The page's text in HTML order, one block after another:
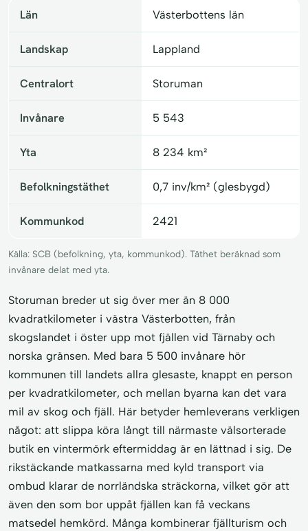
Län Västerbottens län
Landskap Lappland
Centralort Storuman
Invånare 5 543
Yta 8 234 km²
Befolkningstäthet 0,7 inv/km² (glesbygd)
Kommunkod 2421
Källa: SCB (befolkning, yta, kommunkod). Täthet beräknad som
invånare delat med yta.
Storuman breder ut sig över mer än 8 000
kvadratkilometer i västra Västerbotten, från
skogslandet i öster upp mot fjällen vid Tärnaby och
norska gränsen. Med bara 5 500 invånare hör
kommunen till landets allra glesaste, knappt en person
per kvadratkilometer, och mellan byarna kan det vara
mil av skog och fjäll. Här betyder hemleverans verkligen
något: att slippa köra långt till närmaste välsorterade
butik en vintermörk eftermiddag är en lättnad i sig. De
rikstäckande matkassarna med kyld transport via
ombud klarar de norrländska sträckorna, vilket gör att
även den som bor uppåt fjällen kan få veckans
matsedel hemkörd. Många kombinerar fjällturism och